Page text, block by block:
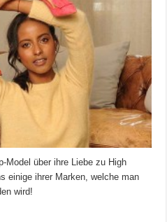
Model über ihre Liebe zu High
einige ihrer Marken, welche man
wird!